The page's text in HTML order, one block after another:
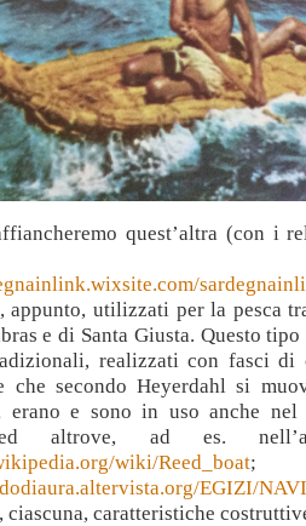
quest’altra (con i
, appunto, utilizzati per la pesca
e di Santa Giusta. Questo
realizzati con fasci di
che secondo Heyerdahl si
erano e sono in uso anche
altrove, ad es.
wiki/Reed_boat;
EGIZI/
ciascuna, caratteristiche